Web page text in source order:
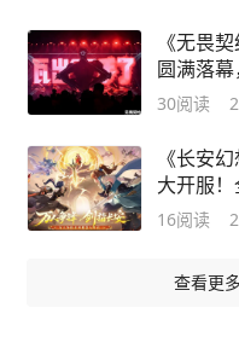
《无畏
圆满落
断！
30阅读
《长安
大开服
热血开战
16阅读
查看更多